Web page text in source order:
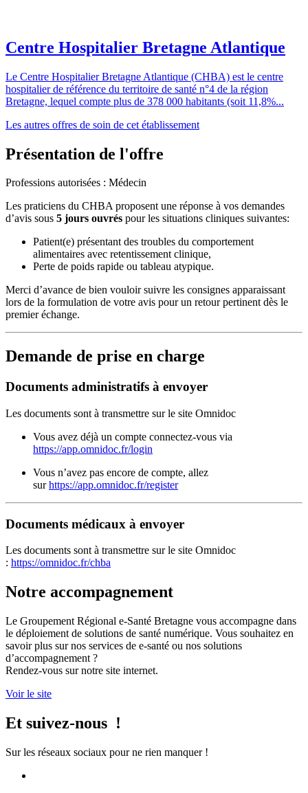
Centre Hospitalier Bretagne Atlantique
Le Centre Hospitalier Bretagne Atlantique (CHBA) est le centre
hospitalier de référence du territoire de santé n°4 de la région
Bretagne, lequel compte plus de 378 000 habitants (soit 11,8%...
Les autres offres de soin de cet établissement
Présentation de l'offre
Professions autorisées : Médecin
Les praticiens du CHBA proposent une réponse à vos demandes
d’avis sous 5 jours ouvrés pour les situations cliniques suivantes:
Patient(e) présentant des troubles du comportement
alimentaires avec retentissement clinique,
Perte de poids rapide ou tableau atypique.
Merci d’avance de bien vouloir suivre les consignes apparaissant
lors de la formulation de votre avis pour un retour pertinent dès le
premier échange.
Demande de prise en charge
Documents administratifs à envoyer
Les documents sont à transmettre sur le site Omnidoc
Vous avez déjà un compte connectez-vous via
https://app.omnidoc.fr/login
Vous n’avez pas encore de compte, allez
surhttps://app.omnidoc.fr/register
Documents médicaux à envoyer
Les documents sont à transmettre sur le site Omnidoc
: https://omnidoc.fr/chba
Notre accompagnement
Le Groupement Régional e-Santé Bretagne vous accompagne dans
le déploiement de solutions de santé numérique. Vous souhaitez en
savoir plus sur nos services de e-santé ou nos solutions
d’accompagnement ?
Rendez-vous sur notre site internet.
Voir le site
Et suivez-nous !
Sur les réseaux sociaux pour ne rien manquer !